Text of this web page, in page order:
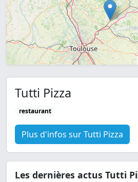
Tutti Pizza
restaurant
Plus d'infos sur Tutti Pizza
Les dernières actus Tutti